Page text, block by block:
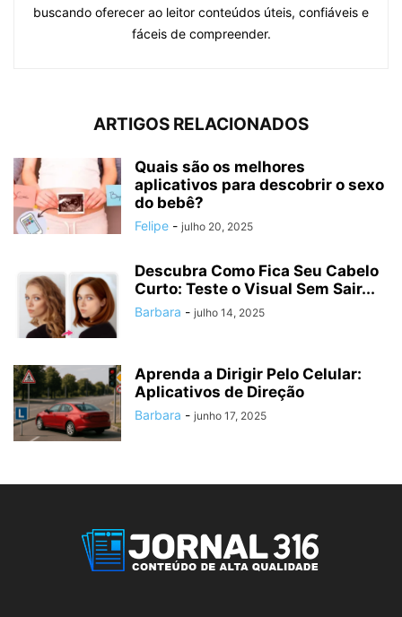
buscando oferecer ao leitor conteúdos úteis, confiáveis e
fáceis de compreender.
ARTIGOS RELACIONADOS
Quais são os melhores
aplicativos para descobrir o sexo
do bebê?
Felipe - julho 20, 2025
Descubra Como Fica Seu Cabelo
Curto: Teste o Visual Sem Sair...
Barbara - julho 14, 2025
Aprenda a Dirigir Pelo Celular:
Aplicativos de Direção
Barbara - junho 17, 2025